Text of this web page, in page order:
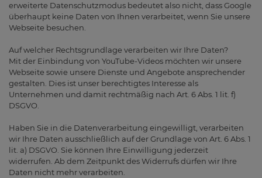
erweiterte Datenschutzmodus bedeutet also nicht, dass Google
überhaupt keine Daten von Ihnen verarbeitet, wenn Sie unsere
Webseite besuchen.
Auf welcher Rechtsgrundlage verarbeiten wir Ihre Daten?
Mit der Einbindung von YouTube-Videos möchten wir unsere
Webseite sowie unsere Dienste und Angebote ansprechender
gestalten. Dies ist unser berechtigtes Interesse als
Unternehmen und damit rechtmäßig nach Art. 6 Abs. 1 lit. f)
DSGVO.
Haben Sie in die Datenverarbeitung eingewilligt, verarbeiten
wir Ihre Daten ausschließlich auf der Grundlage von Art. 6 Abs. 1
lit. a) DSGVO. Sie können Ihre Einwilligung jederzeit
widerrufen. Ab dem Zeitpunkt des Widerrufs dürfen wir Ihre
Daten nicht mehr verarbeiten.